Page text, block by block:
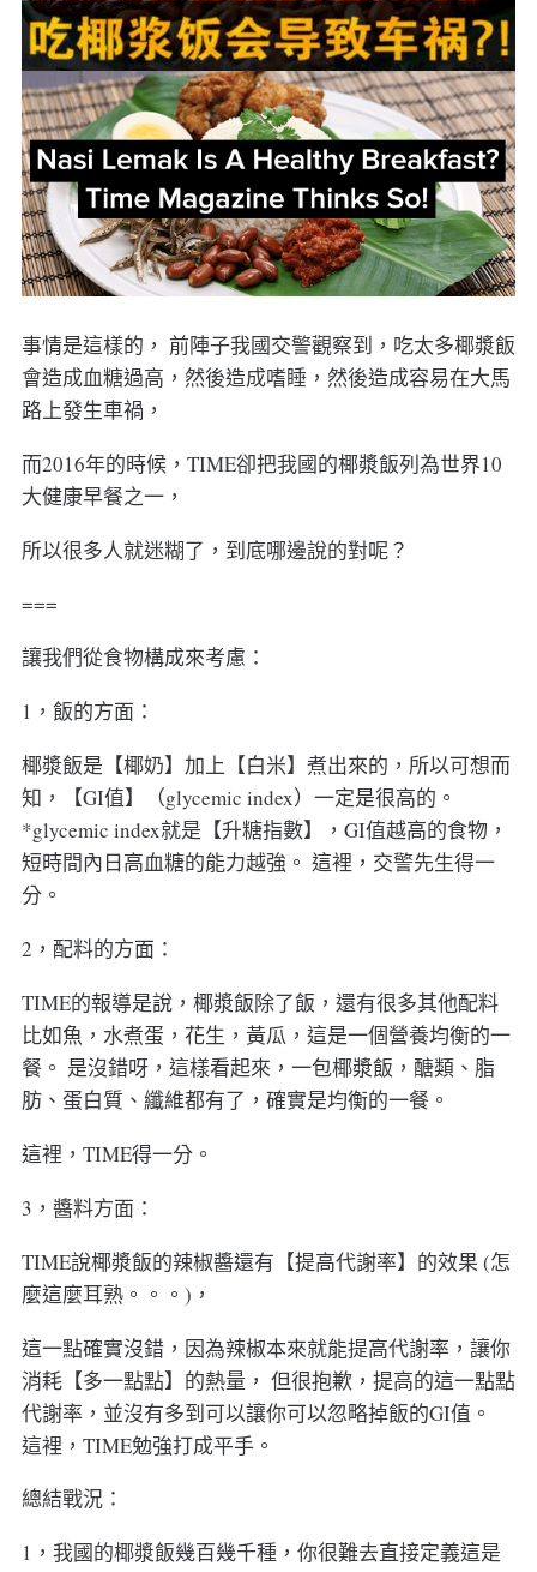
事情是這樣的， 前陣子我國交警觀察到，吃太多椰漿飯
會造成血糖過高，然後造成嗜睡，然後造成容易在大馬
路上發生車禍，
而2016年的時候，TIME卻把我國的椰漿飯列為世界10
大健康早餐之一，
所以很多人就迷糊了，到底哪邊說的對呢？
===
讓我們從食物構成來考慮：
1，飯的方面：
椰漿飯是【椰奶】加上【白米】煮出來的，所以可想而
知，【GI值】（glycemic index）一定是很高的。
*glycemic index就是【升糖指數】，GI值越高的食物，
短時間內日高血糖的能力越強。 這裡，交警先生得一
分。
2，配料的方面：
TIME的報導是說，椰漿飯除了飯，還有很多其他配料
比如魚，水煮蛋，花生，黃瓜，這是一個營養均衡的一
餐。 是沒錯呀，這樣看起來，一包椰漿飯，醣類、脂
肪、蛋白質、纖維都有了，確實是均衡的一餐。
這裡，TIME得一分。
3，醬料方面：
TIME說椰漿飯的辣椒醬還有【提高代謝率】的效果 (怎
麼這麼耳熟。。。)，
這一點確實沒錯，因為辣椒本來就能提高代謝率，讓你
消耗【多一點點】的熱量， 但很抱歉，提高的這一點點
代謝率，並沒有多到可以讓你可以忽略掉飯的GI值。
這裡，TIME勉強打成平手。
總結戰況：
1，我國的椰漿飯幾百幾千種，你很難去直接定義這是